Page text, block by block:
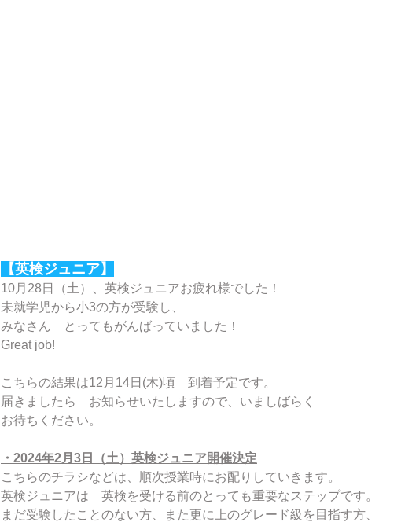
【英検ジュニア】
10月28日（土）、英検ジュニアお疲れ様でした！
未就学児から小3の方が受験し、
みなさん　とってもがんばっていました！
Great job!
こちらの結果は12月14日(木)頃　到着予定です。
届きましたら　お知らせいたしますので、いましばらく
お待ちください。
・2024年2月3日（土）英検ジュニア開催決定
こちらのチラシなどは、順次授業時にお配りしていきます。
英検ジュニアは　英検を受ける前のとっても重要なステップです。
まだ受験したことのない方、また更に上のグレード級を目指す方、